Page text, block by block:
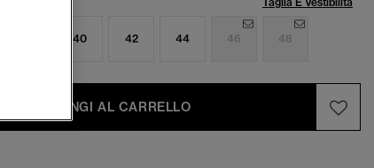
40 42 44 46 48
AGGIUNGI AL CARRELLO